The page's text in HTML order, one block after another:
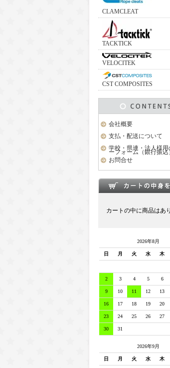
CLAMCLEAT
TACKTICK
VELOCITEK
CST COMPOSITES
会社概要
支払・配送について
学校・県連・法人様用
ーフォーム（銀行振込
お問合せ
カートの中に商品はあ
2026年8月
日 月 火 水 木
2 3 4 5 6
9 10 11 12 13
16 17 18 19 20
23 24 25 26 27
30 31
2026年9月
日 月 火 水 木